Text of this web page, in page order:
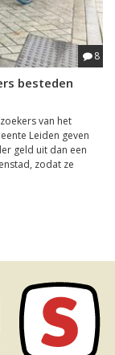
8
besteden
van het
Leiden geven
geld uit dan een
zodat ze